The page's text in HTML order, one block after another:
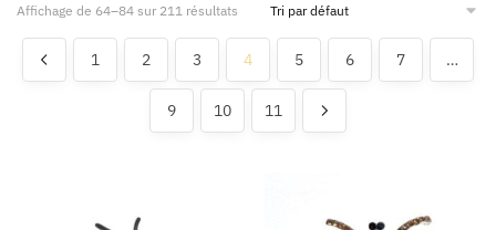
Affichage de 64–84 sur 211 résultats
1 2 3 4 5 6 7 …
9 10 11